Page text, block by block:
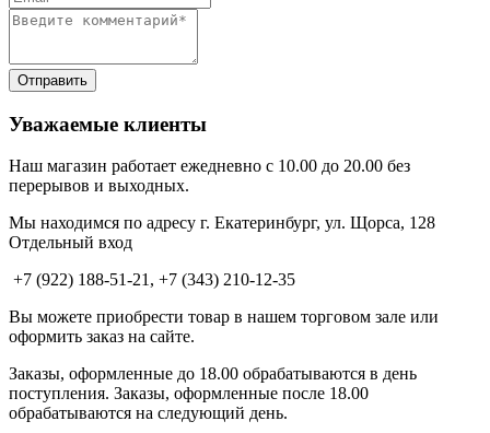
Уважаемые клиенты
Наш магазин работает ежедневно с 10.00 до 20.00 без
перерывов и выходных.
Мы находимся по адресу г. Екатеринбург, ул. Щорса, 128
Отдельный вход
+7 (922) 188-51-21, +7 (343) 210-12-35
Вы можете приобрести товар в нашем торговом зале или
оформить заказ на сайте.
Заказы, оформленные до 18.00 обрабатываются в день
поступления. Заказы, оформленные после 18.00
обрабатываются на следующий день.